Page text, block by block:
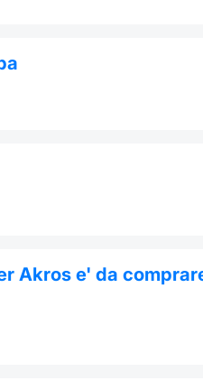
Akros e' da